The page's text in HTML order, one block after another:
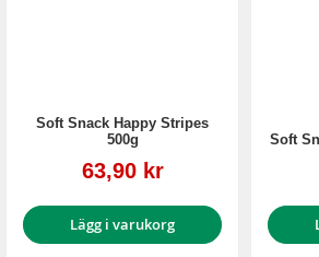
Soft Snack Happy Stripes
500g
Reapris
63,90 kr
Lägg i varukorg
Soft